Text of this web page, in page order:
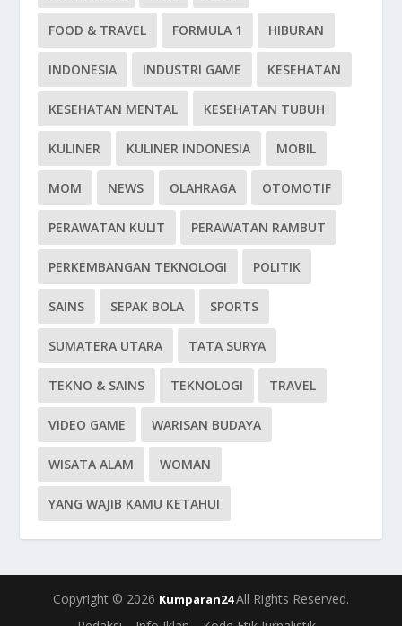
FOOD & TRAVEL FORMULA 1 HIBURAN
INDONESIA INDUSTRI GAME KESEHATAN
KESEHATAN MENTAL KESEHATAN TUBUH
KULINER KULINER INDONESIA MOBIL
MOM NEWS OLAHRAGA OTOMOTIF
PERAWATAN KULIT PERAWATAN RAMBUT
PERKEMBANGAN TEKNOLOGI POLITIK
SAINS SEPAK BOLA SPORTS
SUMATERA UTARA TATA SURYA
TEKNO & SAINS TEKNOLOGI TRAVEL
VIDEO GAME WARISAN BUDAYA
WISATA ALAM WOMAN
YANG WAJIB KAMU KETAHUI
Copyright © 2026 Kumparan24All Rights Reserved.